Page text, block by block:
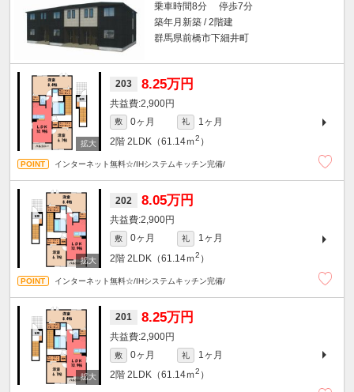
乗車時間8分 停歩7分
築年月新築 / 2階建
群馬県前橋市下細井町
203 8.25万円
2,900円
敷 0ヶ月 礼
1ヶ月
2階 2LDK（61.14ｍ2 ）
インターネット無料☆/IHシステムキッチン完備/
202 8.05万円
2,900円
敷 0ヶ月 礼
1ヶ月
2階 2LDK（61.14ｍ2 ）
インターネット無料☆/IHシステムキッチン完備/
201 8.25万円
2,900円
敷 0ヶ月 礼
1ヶ月
2階 2LDK（61.14ｍ2 ）